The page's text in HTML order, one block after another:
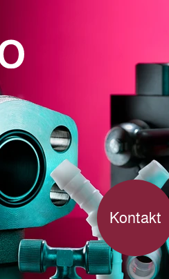
Kontakt
Artikel bestellen.